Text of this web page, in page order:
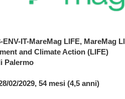
ENV-IT-MareMag LIFE, MareMag
and Climate Action (LIFE)
Palermo
02/2029, 54 mesi (4,5 anni)